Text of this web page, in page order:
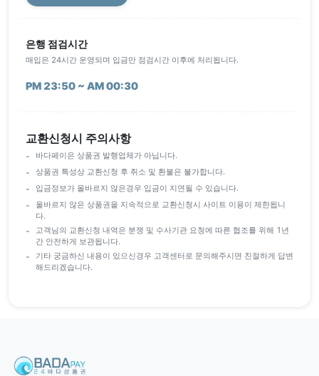
은행 점검시간
매입은 24시간 운영되며 입금만 점검시간 이후에 처리됩니다.
PM 23:50 ~ AM 00:30
교환신청시 주의사항
바다페이은 상품권 발행업체가 아닙니다.
상품권 특성상 교환신청 후 취소 및 환불은 불가합니다.
입금정보가 올바르지 않은경우 입금이 지연될 수 있습니다.
올바르지 않은 상품권을 지속적으로 교환신청시 사이트 이용이 제한됩니
다.
고객님의 교환신청 내역은 분쟁 및 수사기관 요청에 따른 협조를 위해 1년
간 안전하게 보관됩니다.
기타 궁금하신 내용이 있으신경우 고객센터로 문의해주시면 친절하게 답변
해드리겠습니다.